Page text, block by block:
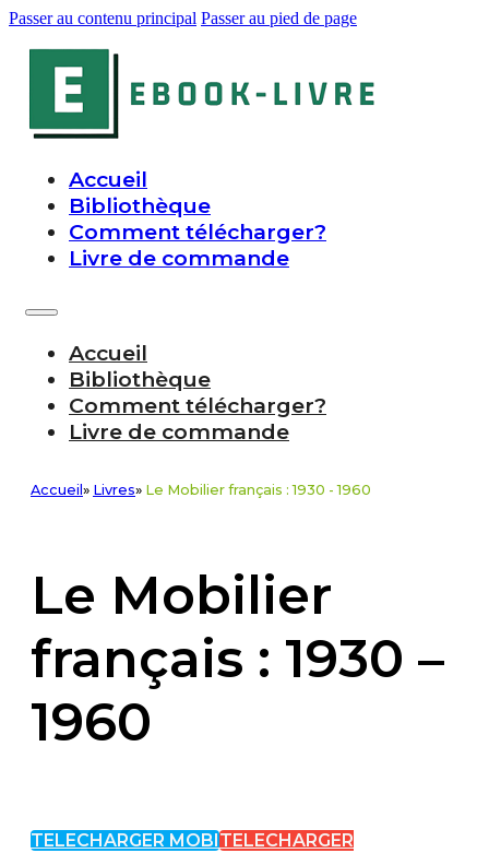
Passer au contenu principal Passer au pied de page
Accueil
Bibliothèque
Comment télécharger?
Livre de commande
Accueil
Bibliothèque
Comment télécharger?
Livre de commande
Accueil » Livres» Le Mobilier français : 1930 - 1960
Le Mobilier
français : 1930 –
1960
TELECHARGER MOBI TELECHARGER